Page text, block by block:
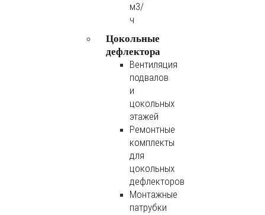
м3/
ч
Цокольные
дефлектора
Вентиляция
подвалов
и
цокольных
этажей
Ремонтные
комплекты
для
цокольных
дефлекторов
Монтажные
патрубки